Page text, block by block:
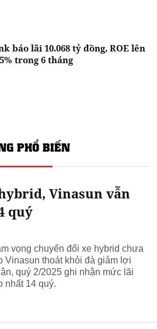
báo lãi 10.068 tỷ đồng, ROE lên
trong 6 tháng
PHỔ BIẾN
Vinasun vẫn
quý
vọng chuyển đổi xe hybrid chưa
Vinasun thoát khỏi đà giảm lợi
quý 2/2025 ghi nhận mức lãi
nhất 14 quý.